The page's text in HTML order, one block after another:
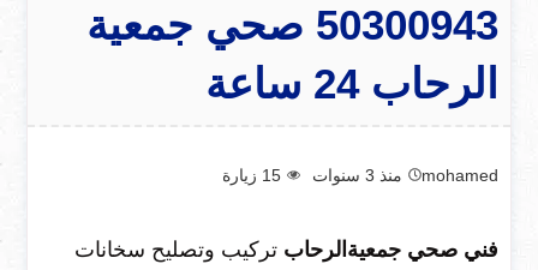
50300943 صحي جمعية
الرحاب 24 ساعة
mohamed منذ 3 سنوات 15 زيارة
فني صحي جمعيةالرحاب تركيب وتصليح سخانات